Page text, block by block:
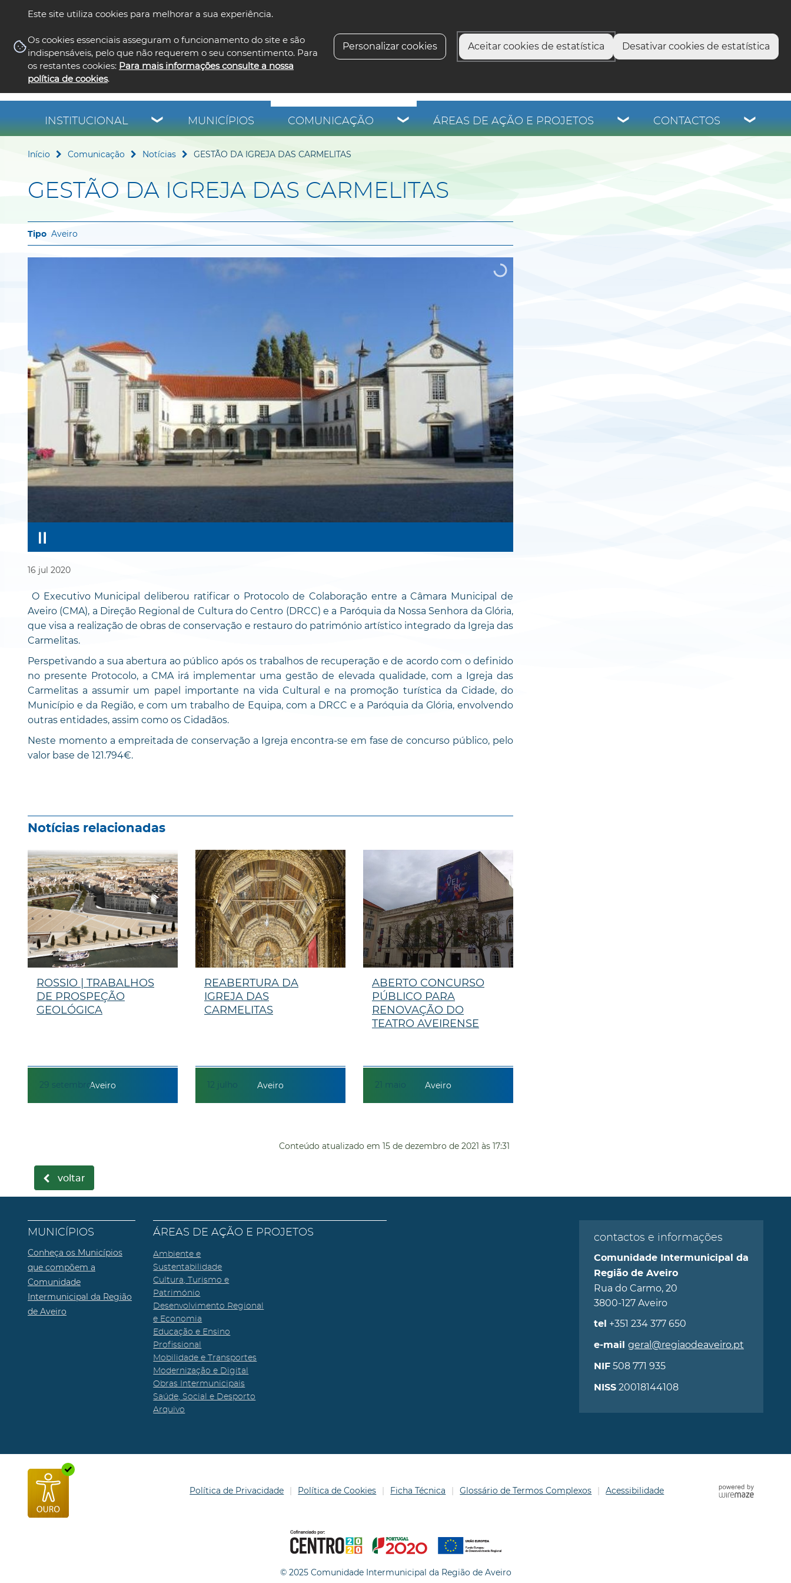
Este site utiliza cookies para melhorar a sua experiência.
Os cookies essenciais asseguram o funcionamento do site e são
indispensáveis, pelo que não requerem o seu consentimento. Para
os restantes cookies: Para mais informações consulte a nossa
política de cookies.
Personalizar cookies Aceitar cookies de estatística Desativar cookies de estatística
INSTITUCIONAL MUNICÍPIOS COMUNICAÇÃO ÁREAS DE AÇÃO E PROJETOS CONTACTOS
Início Comunicação Notícias GESTÃO DA IGREJA DAS CARMELITAS
GESTÃO DA IGREJA DAS CARMELITAS
Aveiro
16 jul 2020
O Executivo Municipal deliberou ratificar o Protocolo de Colaboração entre a Câmara Municipal de
Aveiro (CMA), a Direção Regional de Cultura do Centro (DRCC) e a Paróquia da Nossa Senhora da Glória,
que visa a realização de obras de conservação e restauro do património artístico integrado da Igreja das
Carmelitas.
Perspetivando a sua abertura ao público após os trabalhos de recuperação e de acordo com o definido
no presente Protocolo, a CMA irá implementar uma gestão de elevada qualidade, com a Igreja das
Carmelitas a assumir um papel importante na vida Cultural e na promoção turística da Cidade, do
Município e da Região, e com um trabalho de Equipa, com a DRCC e a Paróquia da Glória, envolvendo
outras entidades, assim como os Cidadãos.
Neste momento a empreitada de conservação a Igreja encontra-se em fase de concurso público, pelo
valor base de 121.794€.
Notícias relacionadas
29 setembro
ROSSIO | TRABALHOS
DE PROSPEÇÃO
GEOLÓGICA
Aveiro 12 julho
REABERTURA DA
IGREJA DAS
CARMELITAS
Aveiro 21 maio
ABERTO CONCURSO
PÚBLICO PARA
RENOVAÇÃO DO
TEATRO AVEIRENSE
Aveiro
Conteúdo atualizado em 15 de dezembro de 2021 às 17:31
voltar
MUNICÍPIOS
Conheça os Municípios
que compõem a
Comunidade
Intermunicipal da Região
de Aveiro
ÁREAS DE AÇÃO E PROJETOS
Ambiente e
Sustentabilidade
Cultura, Turismo e
Património
Desenvolvimento Regional
e Economia
Educação e Ensino
Profissional
Mobilidade e Transportes
Modernização e Digital
Obras Intermunicipais
Saúde, Social e Desporto
Arquivo
contactos e informações
Comunidade Intermunicipal da
Região de Aveiro
Rua do Carmo, 20
3800-127 Aveiro
tel +351 234 377 650
e-mail geral@regiaodeaveiro.pt
NIF508 771 935
NISS20018144108
Política de Privacidade Política de Cookies Ficha Técnica Glossário de Termos Complexos Acessibilidade
© 2025 Comunidade Intermunicipal da Região de Aveiro